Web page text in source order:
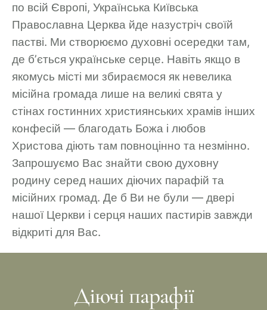
по всій Європі, Українська Київська
Православна Церква йде назустріч своїй
пастві. Ми створюємо духовні осередки там,
де б’ється українське серце. Навіть якщо в
якомусь місті ми збираємося як невелика
місійна громада лише на великі свята у
стінах гостинних християнських храмів інших
конфесій — благодать Божа і любов
Христова діють там повноцінно та незмінно.
Запрошуємо Вас знайти свою духовну
родину серед наших діючих парафій та
місійних громад. Де б Ви не були — двері
нашої Церкви і серця наших пастирів завжди
відкриті для Вас.
Діючі парафії